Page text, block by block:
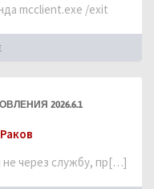
mcclient.exe /exit
2026.6.1
не через службу, пр[…]